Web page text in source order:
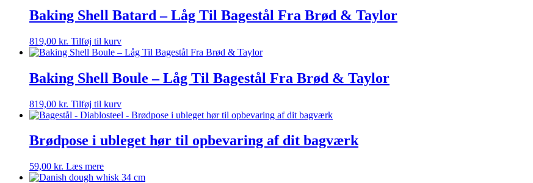
Baking Shell Batard – Låg Til Bagestål Fra Brød & Taylor
819,00 kr. Tilføj til kurv
Baking Shell Boule – Låg Til Bagestål Fra Brød & Taylor
819,00 kr. Tilføj til kurv
Brødpose i ubleget hør til opbevaring af dit bagværk
59,00 kr. Læs mere